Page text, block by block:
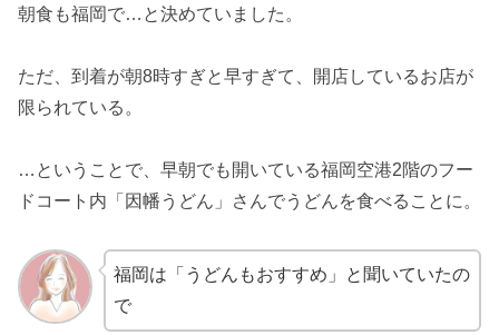
朝食も福岡で…と決めていました。
ただ、到着が朝8時すぎと早すぎて、開店しているお店が
限られている。
…ということで、早朝でも開いている福岡空港2階のフー
ドコート内「因幡うどん」さんでうどんを食べることに。
福岡は「うどんもおすすめ」と聞いていたの
で